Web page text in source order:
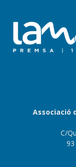
Associació
C/